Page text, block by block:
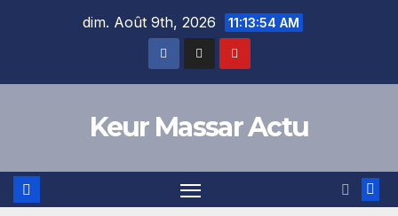
dim. Août 9th, 2026 11:13:55 AM
Keur Massar Actu